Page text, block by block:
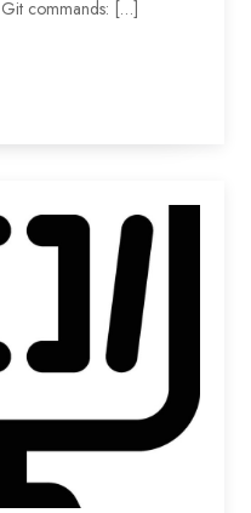
Git commands: […]